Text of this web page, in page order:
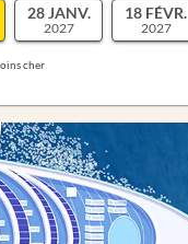
28 JANV.
2027
18 FÉVR.
2027
cher